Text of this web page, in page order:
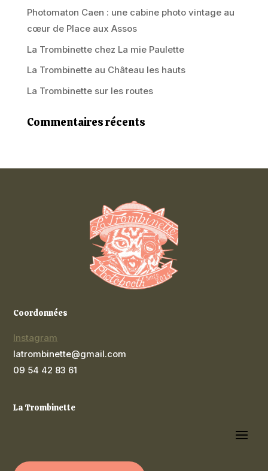
Photomaton Caen : une cabine photo vintage au
cœur de Place aux Assos
La Trombinette chez La mie Paulette
La Trombinette au Château les hauts
La Trombinette sur les routes
Commentaires récents
Coordonnées
Instagram
latrombinette@gmail.com
09 54 42 83 61
La Trombinette